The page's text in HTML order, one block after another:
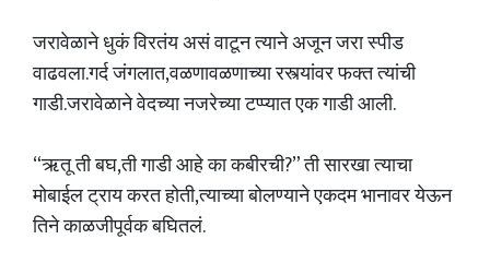
जरावेळाने धुकं विरतंय असं वाटून त्याने अजून जरा स्पीड
वाढवला.गर्द जंगलात,वळणावळणाच्या रस्त्यांवर फक्त त्यांची
गाडी.जरावेळाने वेदच्या नजरेच्या टप्प्यात एक गाडी आली.
“ऋतू ती बघ,ती गाडी आहे का कबीरची?” ती सारखा त्याचा
मोबाईल ट्राय करत होती,त्याच्या बोलण्याने एकदम भानावर येऊन
तिने काळजीपूर्वक बघितलं.